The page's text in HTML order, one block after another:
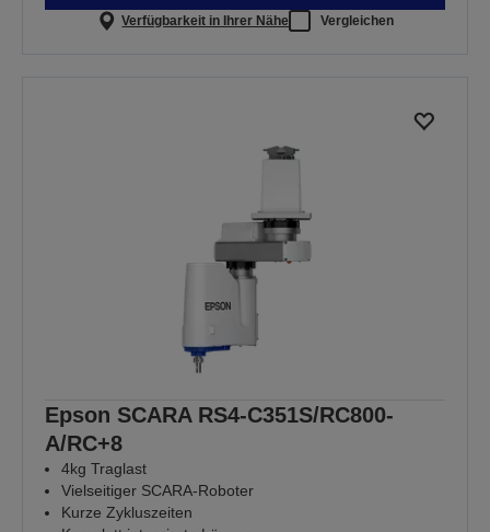
Verfügbarkeit in Ihrer Nähe Vergleichen
Epson SCARA RS4-C351S/RC800-
A/RC+8
4kg Traglast
Vielseitiger SCARA-Roboter
Kurze Zykluszeiten